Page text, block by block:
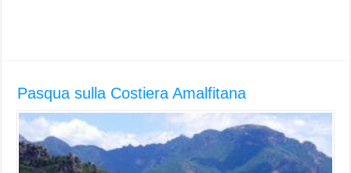
Pasqua sulla Costiera Amalfitana